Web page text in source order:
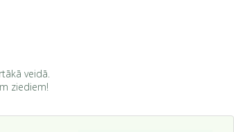
veidā.
ziediem!